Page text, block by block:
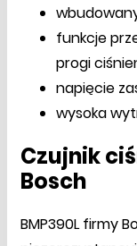
funkcje
progi
napięcie
wysoka
Czujnik
Bosch
BMP390L firmy